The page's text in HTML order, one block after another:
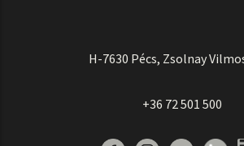
H-7630 Pécs, Zsolnay
+36 72 501 500